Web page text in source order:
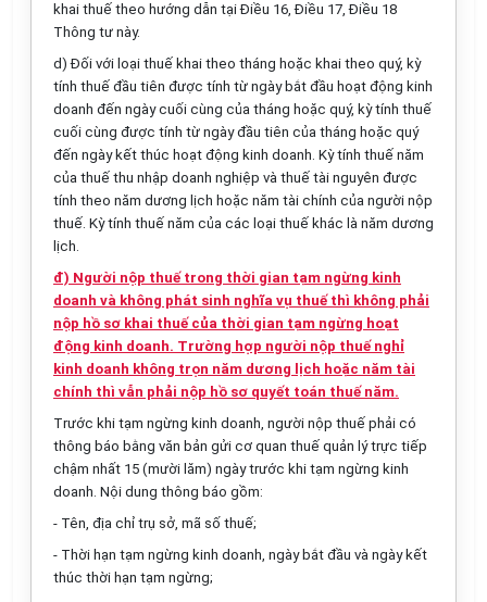
khai thuế theo hướng dẫn tại Điều 16, Điều 17, Điều 18
Thông tư này.
d) Đối với loại thuế khai theo tháng hoặc khai theo quý, kỳ
tính thuế đầu tiên được tính từ ngày bắt đầu hoạt động kinh
doanh đến ngày cuối cùng của tháng hoặc quý, kỳ tính thuế
cuối cùng được tính từ ngày đầu tiên của tháng hoặc quý
đến ngày kết thúc hoạt động kinh doanh. Kỳ tính thuế năm
của thuế thu nhập doanh nghiệp và thuế tài nguyên được
tính theo năm dương lịch hoặc năm tài chính của người nộp
thuế. Kỳ tính thuế năm của các loại thuế khác là năm dương
lịch.
đ) Người nộp thuế trong thời gian tạm ngừng kinh
doanh và không phát sinh nghĩa vụ thuế thì không phải
nộp hồ sơ khai thuế của thời gian tạm ngừng hoạt
động kinh doanh. Trường hợp người nộp thuế nghỉ
kinh doanh không trọn năm dương lịch hoặc năm tài
chính thì vẫn phải nộp hồ sơ quyết toán thuế năm.
Trước khi tạm ngừng kinh doanh, người nộp thuế phải có
thông báo bằng văn bản gửi cơ quan thuế quản lý trực tiếp
chậm nhất 15 (mười lăm) ngày trước khi tạm ngừng kinh
doanh. Nội dung thông báo gồm:
- Tên, địa chỉ trụ sở, mã số thuế;
- Thời hạn tạm ngừng kinh doanh, ngày bắt đầu và ngày kết
thúc thời hạn tạm ngừng;